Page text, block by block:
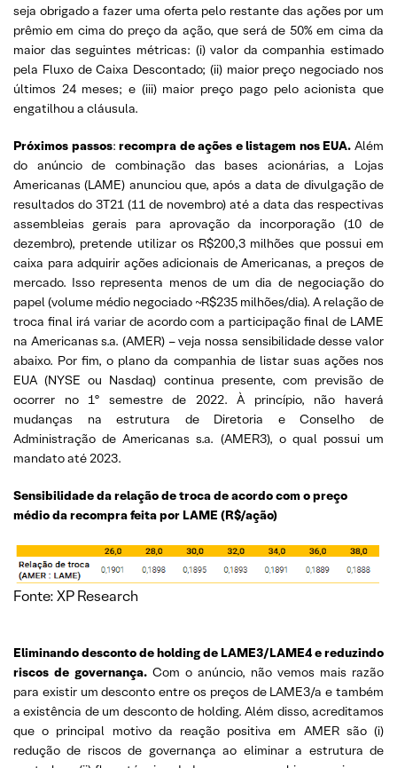
seja obrigado a fazer uma oferta pelo restante das ações por um
prêmio em cima do preço da ação, que será de 50% em cima da
maior das seguintes métricas: (i) valor da companhia estimado
pela Fluxo de Caixa Descontado; (ii) maior preço negociado nos
últimos 24 meses; e (iii) maior preço pago pelo acionista que
engatilhou a cláusula.
Próximos passos:recompra de ações e listagem nos EUA.Além
do anúncio de combinação das bases acionárias, a Lojas
Americanas (LAME) anunciou que, após a data de divulgação de
resultados do 3T21 (11 de novembro) até a data das respectivas
assembleias gerais para aprovação da incorporação (10 de
dezembro), pretende utilizar os R$200,3 milhões que possui em
caixa para adquirir ações adicionais de Americanas, a preços de
mercado. Isso representa menos de um dia de negociação do
papel (volume médio negociado ~R$235 milhões/dia). A relação de
troca final irá variar de acordo com a participação final de LAME
na Americanas s.a. (AMER) – veja nossa sensibilidade desse valor
abaixo. Por fim, o plano da companhia de listar suas ações nos
EUA (NYSE ou Nasdaq) continua presente, com previsão de
ocorrer no 1º semestre de 2022. À princípio, não haverá
mudanças na estrutura de Diretoria e Conselho de
Administração de Americanas s.a. (AMER3), o qual possui um
mandato até 2023.
Sensibilidade da relação de troca de acordo com o preço
médio da recompra feita por LAME (R$/ação)
Fonte: XP Research
Eliminando desconto de holding de LAME3/LAME4 e reduzindo
riscos de governança. Com o anúncio, não vemos mais razão
para existir um desconto entre os preços de LAME3/a e também
a existência de um desconto de holding. Além disso, acreditamos
que o principal motivo da reação positiva em AMER são (i)
redução de riscos de governança ao eliminar a estrutura de